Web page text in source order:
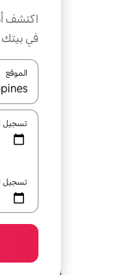
اكتشف
في
الموقع
عند
تسجيل
تسجيل